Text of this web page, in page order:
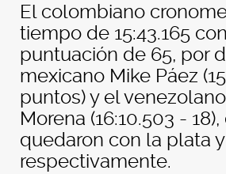
El colombiano
tiempo de 15:43.165
puntuación de 65, por
mexicano Mike Páez
puntos) y el
Morena (16:10.503 -
quedaron con la plata
respectivamente.